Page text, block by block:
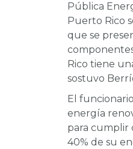
Pública
Puerto Rico
que se
Rico tiene
sostuvo
El
energía
para cumplir
40% de su